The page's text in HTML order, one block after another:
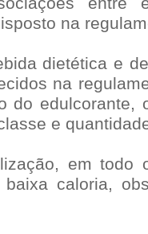
na
dietética e
na
do edulcorante,
e
em todo
caloria,